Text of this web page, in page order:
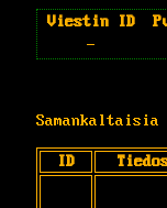
Viestin ID
-
ID